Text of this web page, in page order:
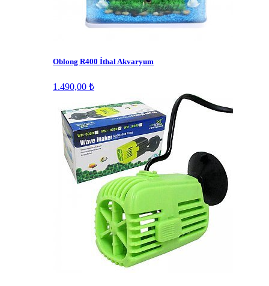
Oblong R400 İthal Akvaryum
1.490,00 ₺